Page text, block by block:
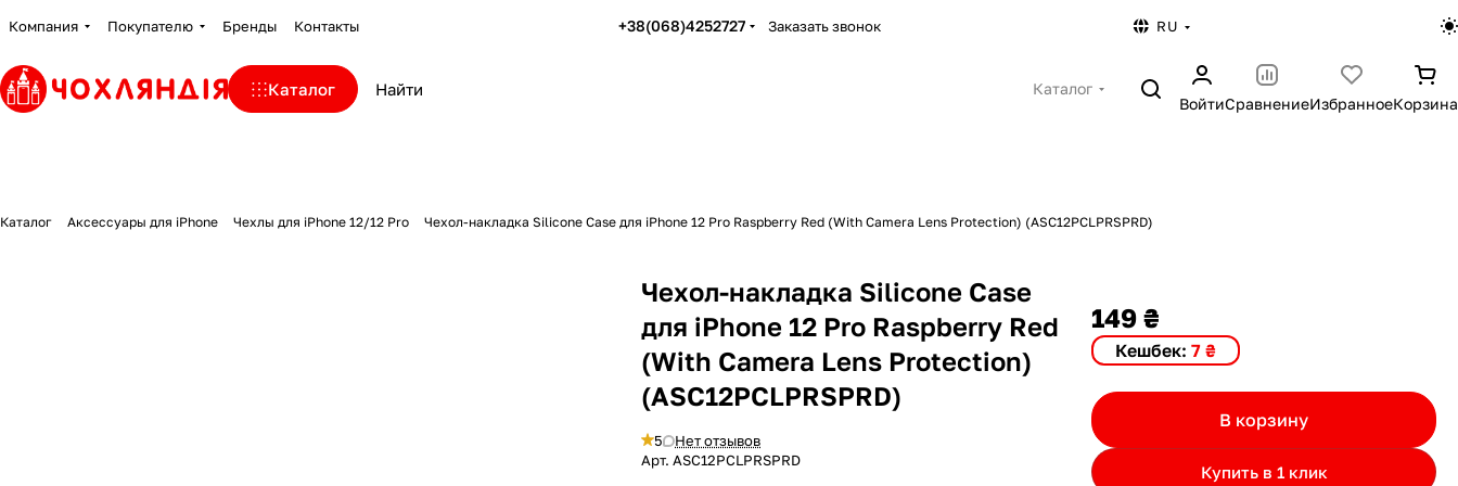
Компания Покупателю Бренды Контакты +38(068)4252727 Заказать звонок RU
Каталог
Каталог
ВойтиСравнениеИзбранноеКорзина
Каталог Аксессуары для iPhone Чехлы для iPhone 12/12 Pro Чехол-накладка Silicone Case для iPhone 12 Pro Raspberry Red (With Camera Lens Protection) (ASC12PCLPRSPRD)
Чехол-накладка Silicone Case
для iPhone 12 Pro Raspberry Red
(With Camera Lens Protection)
(ASC12PCLPRSPRD)
5
Нет отзывов
Арт.ASC12PCLPRSPRD
149 ₴
Кешбек: 7 ₴
В корзину
Купить в 1 клик